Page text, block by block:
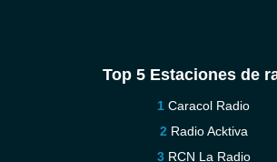
Top 5 Estaciones de
Caracol Radio
Radio Acktiva
RCN La Radio